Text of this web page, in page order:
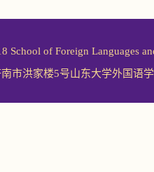
School of Foreign Languages
市洪家楼5号山东大学外国语